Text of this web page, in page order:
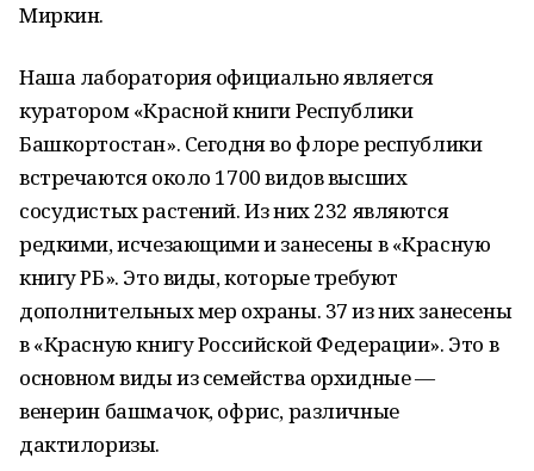
Миркин.
Наша лаборатория официально является
куратором «Красной книги Республики
Башкортостан». Сегодня во флоре республики
встречаются около 1700 видов высших
сосудистых растений. Из них 232 являются
редкими, исчезающими и занесены в «Красную
книгу РБ». Это виды, которые требуют
дополнительных мер охраны. 37 из них занесены
в «Красную книгу Российской Федерации». Это в
основном виды из семейства орхидные —
венерин башмачок, офрис, различные
дактилоризы.